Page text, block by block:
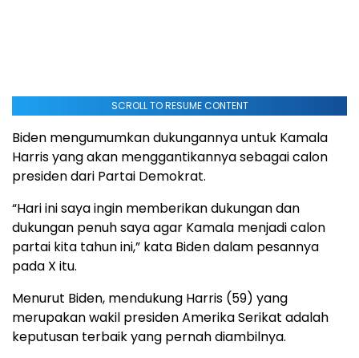
SCROLL TO RESUME CONTENT
Biden mengumumkan dukungannya untuk Kamala
Harris yang akan menggantikannya sebagai calon
presiden dari Partai Demokrat.
“Hari ini saya ingin memberikan dukungan dan
dukungan penuh saya agar Kamala menjadi calon
partai kita tahun ini,” kata Biden dalam pesannya
pada X itu.
Menurut Biden, mendukung Harris (59) yang
merupakan wakil presiden Amerika Serikat adalah
keputusan terbaik yang pernah diambilnya.